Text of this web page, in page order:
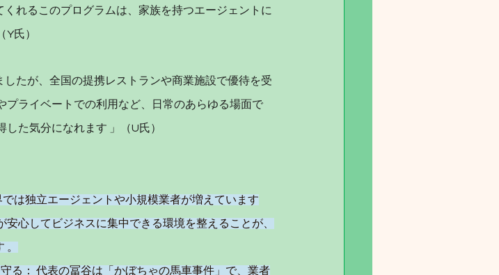
れるこのプログラムは、家族を持つエージェントに
氏）
たが、全国の提携レストランや商業施設で優待を受
プライベートでの利用など、日常のあらゆる場面で
た気分になれます 」（U氏）
は独立エージェントや小規模業者が増えています
心してビジネスに集中できる環境を整えることが、
る： 代表の冨谷は「かぼちゃの馬車事件」で、業者